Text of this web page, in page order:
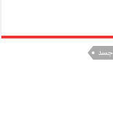
جسد